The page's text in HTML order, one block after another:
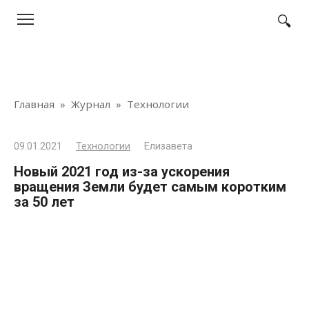
Главная » Журнал » Технологии
09.01.2021 Технологии Елизавета
Новый 2021 год из-за ускорения
вращения Земли будет самым коротким
за 50 лет